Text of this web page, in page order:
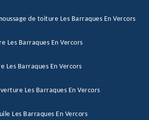
de toiture Les Barraques En Vercors
Les Barraques En Vercors
Les Barraques En Vercors
Les Barraques En Vercors
Les Barraques En Vercors